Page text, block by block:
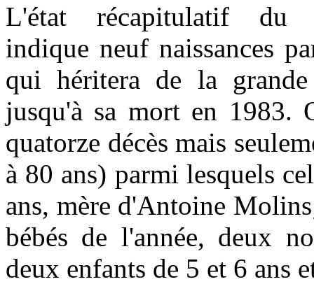
L'état récapitulatif du
indique neuf naissances
qui héritera de la
jusqu'à sa mort en 1983.
quatorze décès mais
à 80 ans) parmi lesquels
ans, mère d'Antoine
bébés de l'année, deux
deux enfants de 5 et 6 ans